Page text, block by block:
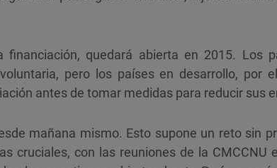
quedará abierta en 2015. Los
pero los países en desarrollo, por
antes de tomar medidas para reducir sus
mañana mismo. Esto supone un reto sin
cruciales, con las reuniones de la CMCCNU